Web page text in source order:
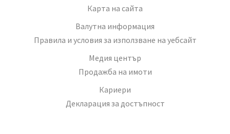
Карта на сайта
Валутна информация
Правила и условия за използване на уебсайт
Медия център
Продажба на имоти
Кариери
Декларация за достъпност